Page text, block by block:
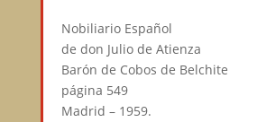
Nobiliario Español
de don Julio de Atienza
Barón de Cobos de Belchite
página 549
Madrid – 1959.